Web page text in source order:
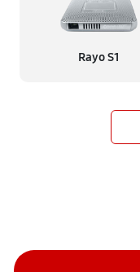
Rayo S1